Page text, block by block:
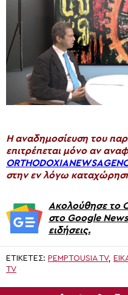
H αναδημοσίευση του
επιτρέπεται μόνο αν
στην εν λόγω
Ακολούθησε το
στο Google
ειδήσεις.
ΕΤΙΚΈΤΕΣ: PEMPTOUSIA TV,
TV